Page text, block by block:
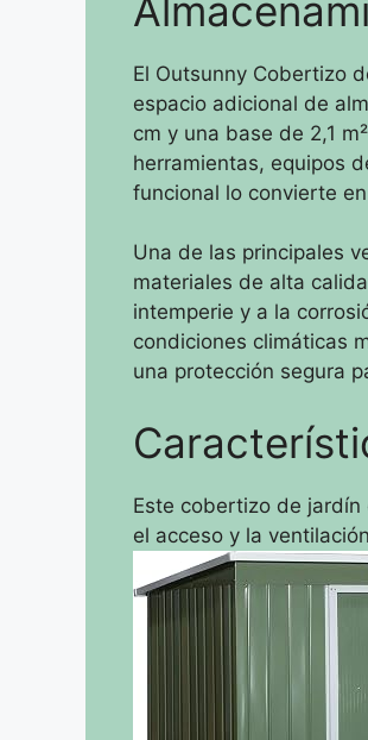
El Outsunny Cobertizo
espacio adicional de
cm y una base de 2,1
herramientas, equipos
funcional lo convierte
Una de las principales
materiales de alta
intemperie y a la
condiciones climáticas
una protección segura
Este cobertizo de
el acceso y la